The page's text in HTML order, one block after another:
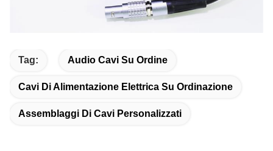
Tag: Audio Cavi Su Ordine
Cavi Di Alimentazione Elettrica Su Ordinazione
Assemblaggi Di Cavi Personalizzati